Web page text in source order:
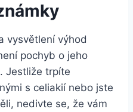
vysvětlení výhod​
‌pochyb o jeho
Jestliže trpíte
s‍ celiakií nebo jste
nedivte se, že vám​